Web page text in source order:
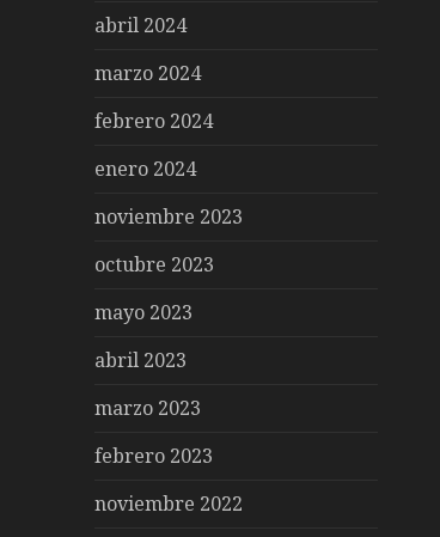
abril 2024
marzo 2024
febrero 2024
enero 2024
noviembre 2023
octubre 2023
mayo 2023
abril 2023
marzo 2023
febrero 2023
noviembre 2022